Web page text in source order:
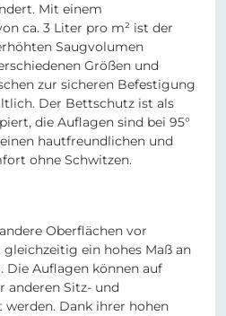
Mit einem
ca. 3 Liter pro m² ist der
Saugvolumen
Größen und
zur sicheren Befestigung
Der Bettschutz ist als
die Auflagen sind bei 95°
hautfreundlichen und
ohne Schwitzen.
Oberflächen vor
ein hohes Maß an
Auflagen können auf
anderen Sitz- und
werden. Dank ihrer hohen